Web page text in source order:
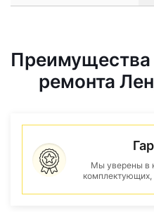
Преимущества
ремонта
Мы уверены в
комплектующих,